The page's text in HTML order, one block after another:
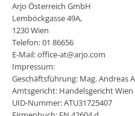
Arjo Österreich GmbH
Lemböckgasse 49A,
1230 Wien
Telefon: 01 86656
E-Mail: office-at@arjo.com
Impressum:
Geschäftsführung: Mag. Andreas
Amtsgericht: Handelsgericht Wien
UID-Nummer: ATU31725407